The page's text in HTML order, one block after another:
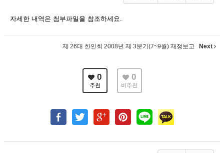
자세한 내역은 첨부파일을 참조하세요.
제 26대 한인회 2008년 제 3분기(7~9월) 재정보고 Next
0
추천
0
비추천
Sketchbook5, 스케치북5